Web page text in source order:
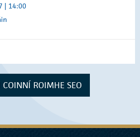
| 14:00
Fuaime
COINNÍ ROIMHE SEO